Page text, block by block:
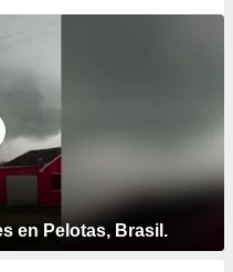
en Pelotas, Brasil.